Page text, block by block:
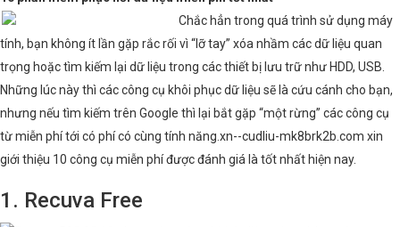
Chắc hẳn trong quá trình sử dụng máy
tính, bạn không ít lần gặp rắc rối vì “lỡ tay” xóa nhầm các dữ liệu quan
trọng hoặc tìm kiếm lại dữ liệu trong các thiết bị lưu trữ như HDD, USB.
Những lúc này thì các công cụ khôi phục dữ liệu sẽ là cứu cánh cho bạn,
nhưng nếu tìm kiếm trên Google thì lại bắt gặp “một rừng” các công cụ
từ miễn phí tới có phí có cùng tính năng.xn--cudliu-mk8brk2b.com xin
giới thiệu 10 công cụ miễn phí được đánh giá là tốt nhất hiện nay.
1. Recuva Free